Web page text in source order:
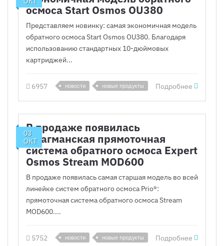
осмоса Start Osmos OU380
Представляем новинку: самая экономичная модель
обратного осмоса Start Osmos OU380. Благодаря
использованию стандартных 10-дюймовых
картриджей...
6957 новости новые продукты Подробнее
03
ОКТ
В продаже появилась
флагманская прямоточная
система обратного осмоса Expert
Osmos Stream MOD600
В продаже появилась самая старшая модель во всей
линейке систем обратного осмоса Prio®:
прямоточная система обратного осмоса Stream
MOD600....
5752 новости новые продукты Подробнее